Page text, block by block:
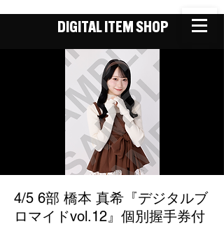
DIGITAL ITEM SHOP
4/5 6部 橋本 真希『デジタルブ
ロマイドvol.12』個別握手券付